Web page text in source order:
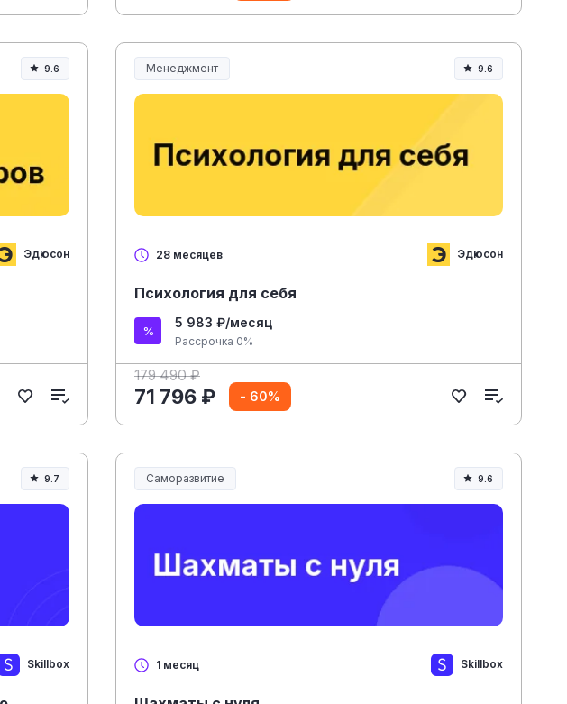
9.6
Эдюсон
Менеджмент
Менеджмент и управление
9.6
28 месяцев Эдюсон
Психология для себя
5 983 ₽/месяц
Рассрочка 0%
179 490 ₽
71 796 ₽ - 60%
9.7
Skillbox
Саморазвитие 9.6
1 месяц Skillbox